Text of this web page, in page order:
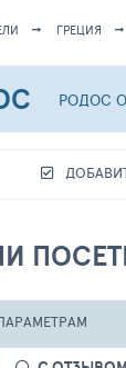
ГРЕЦИЯ
РОДОС О.